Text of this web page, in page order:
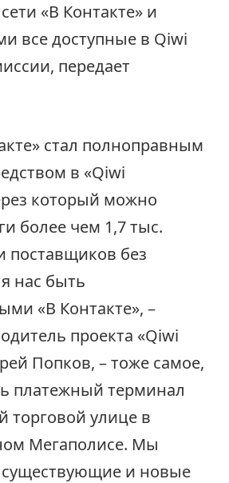
«В Контакте» и
все доступные в Qiwi
передает
стал полноправным
в «Qiwi
который можно
более чем 1,7 тыс.
поставщиков без
нас быть
«В Контакте», –
проекта «Qiwi
Попков, – тоже самое,
платежный терминал
торговой улице в
Мегаполисе. Мы
существующие и новые